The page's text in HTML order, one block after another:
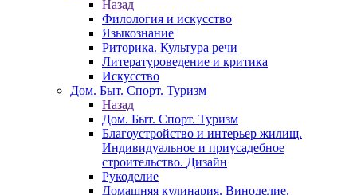
Назад
Филология и искусство
Языкознание
Риторика. Культура речи
Литературоведение и критика
Искусство
Дом. Быт. Спорт. Туризм
Назад
Дом. Быт. Спорт. Туризм
Благоустройство и интерьер жилищ.
Индивидуальное и приусадебное
строительство. Дизайн
Рукоделие
Домашняя кулинария. Виноделие.